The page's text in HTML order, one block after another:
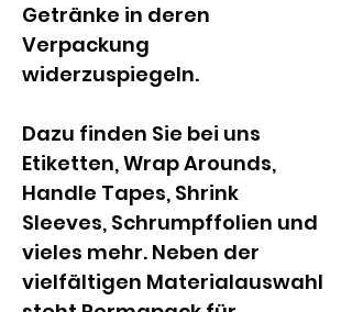
Getränke in deren
Verpackung
widerzuspiegeln.
Dazu finden Sie bei uns
Etiketten, Wrap Arounds,
Handle Tapes, Shrink
Sleeves, Schrumpffolien und
vieles mehr. Neben der
vielfältigen Materialauswahl